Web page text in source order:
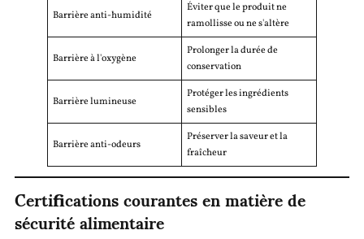
Barrière anti-humidité
Éviter que le produit ne
ramollisse ou ne s'altère
Barrière à l'oxygène
Prolonger la durée de
conservation
Barrière lumineuse
Protéger les ingrédients
sensibles
Barrière anti-odeurs
Préserver la saveur et la
fraîcheur
Certifications courantes en matière de
sécurité alimentaire